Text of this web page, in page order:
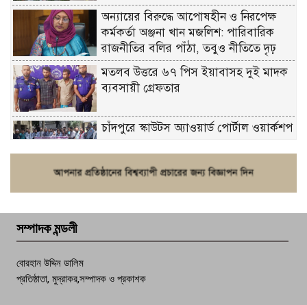
অন্যায়ের বিরুদ্ধে আপোষহীন ও নিরপেক্ষ
কর্মকর্তা অঞ্জনা খান মজলিশ: পারিবারিক
রাজনীতির বলির পাঁঠা, তবুও নীতিতে দৃঢ়
মতলব উত্তরে ৬৭ পিস ইয়াবাসহ দুই মাদক
ব্যবসায়ী গ্রেফতার
চাঁদপুরে স্কাউটস অ্যাওয়ার্ড পোর্টাল ওয়ার্কশপ
সম্পাদক মন্ডলী
বোরহান উদ্দিন ডালিম
প্রতিষ্ঠাতা, মুদ্রাকর,সম্পাদক ও প্রকাশক